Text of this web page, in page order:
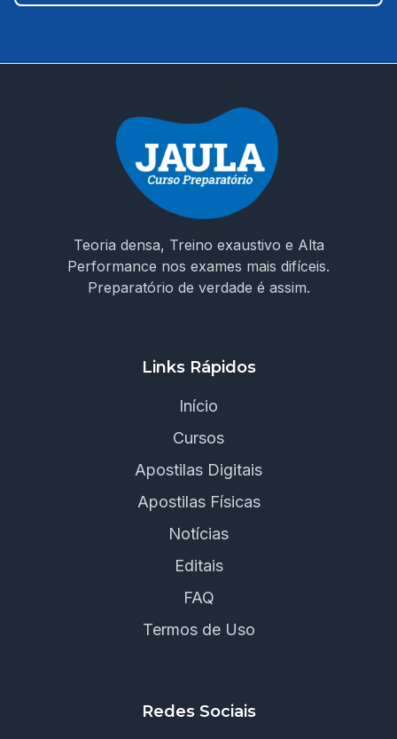
Teoria densa, Treino exaustivo e Alta
Performance nos exames mais difíceis.
Preparatório de verdade é assim.
Links Rápidos
Início
Cursos
Apostilas Digitais
Apostilas Físicas
Notícias
Editais
FAQ
Termos de Uso
Redes Sociais